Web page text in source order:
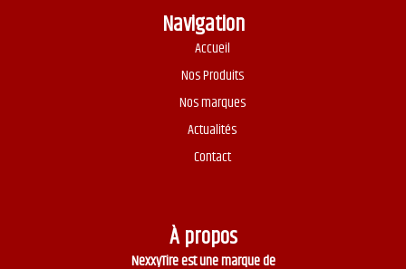
Navigation
Accueil
Nos Produits
Nos marques
Actualités
Contact
À propos
NexxyTire est une marque de